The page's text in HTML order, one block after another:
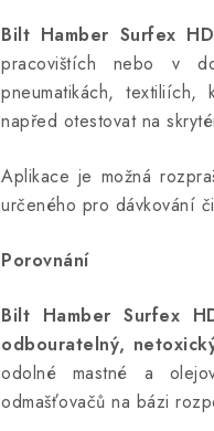
Bilt Hamber Surfex HD
pracovištích nebo v
pneumatikách,
napřed otestovat na
Aplikace je možná
určeného pro dávkování
Porovnání
Bilt Hamber Surfex
odbouratelný,
odolné mastné a
odmašťovačů na bázi